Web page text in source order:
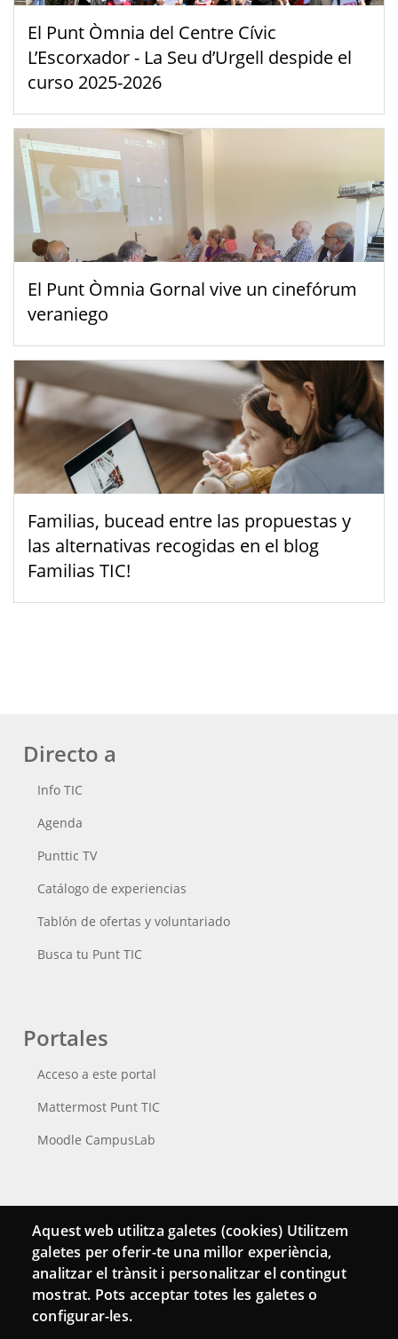
El Punt Òmnia del Centre Cívic
L’Escorxador - La Seu d’Urgell despide el
curso 2025-2026
El Punt Òmnia Gornal vive un cinefórum
veraniego
Familias, bucead entre las propuestas y
las alternativas recogidas en el blog
Familias TIC!
Directo a
Info TIC
Agenda
Punttic TV
Catálogo de experiencias
Tablón de ofertas y voluntariado
Busca tu Punt TIC
Portales
Acceso a este portal
Mattermost Punt TIC
Moodle CampusLab
Conecta
Contacto
Hemeroteca
Aquest web utilitza galetes (cookies) Utilitzem
galetes per oferir-te una millor experiència,
analitzar el trànsit i personalitzar el contingut
mostrat. Pots acceptar totes les galetes o
configurar-les.